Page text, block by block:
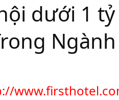
dưới 1 tỷ